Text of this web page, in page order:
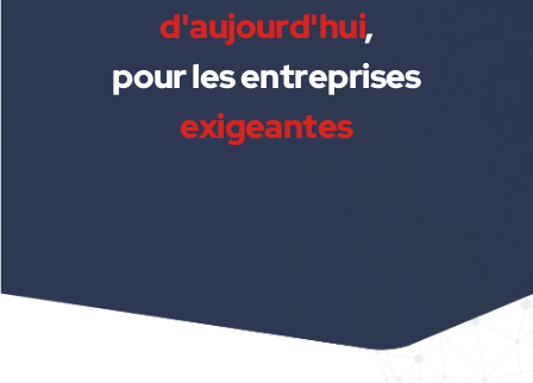
d'aujourd'hui,
pour les entreprises
exigeantes